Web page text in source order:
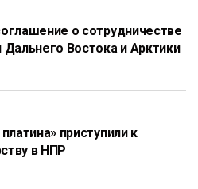
о сотрудничестве
Дальнего Востока и Арктики
приступили к
в НПР